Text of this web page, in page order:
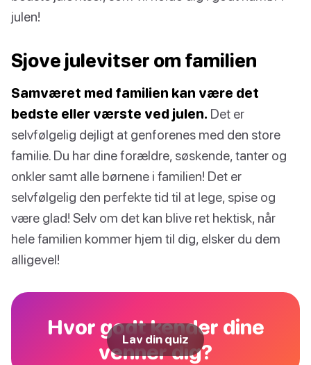
julen!
Sjove julevitser om familien
Samværet med familien kan være det
bedste eller værste ved julen. Det er
selvfølgelig dejligt at genforenes med den store
familie. Du har dine forældre, søskende, tanter og
onkler samt alle børnene i familien! Det er
selvfølgelig den perfekte tid til at lege, spise og
være glad! Selv om det kan blive ret hektisk, når
hele familien kommer hjem til dig, elsker du dem
alligevel!
Hvor godt kender dine
venner dig?
Lav din quiz